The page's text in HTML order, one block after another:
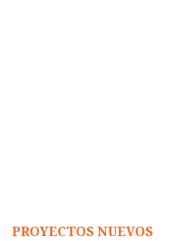
PROYECTOS NUEVOS